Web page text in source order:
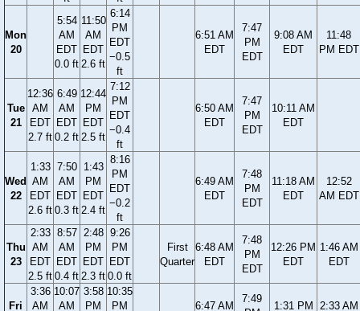
Mon
20
5:54
AM
EDT
0.0 ft
11:50
AM
EDT
2.6 ft
6:14
PM
EDT
−0.5
ft
6:51 AM
EDT
7:47
PM
EDT
9:08 AM
EDT
11:48
PM EDT
Tue
21
12:36
AM
EDT
2.7 ft
6:49
AM
EDT
0.2 ft
12:44
PM
EDT
2.5 ft
7:12
PM
EDT
−0.4
ft
6:50 AM
EDT
7:47
PM
EDT
10:11 AM
EDT
Wed
22
1:33
AM
EDT
2.6 ft
7:50
AM
EDT
0.3 ft
1:43
PM
EDT
2.4 ft
8:16
PM
EDT
−0.2
ft
6:49 AM
EDT
7:48
PM
EDT
11:18 AM
EDT
12:52
AM EDT
Thu
23
2:33
AM
EDT
2.5 ft
8:57
AM
EDT
0.4 ft
2:48
PM
EDT
2.3 ft
9:26
PM
EDT
0.0 ft
First
Quarter
6:48 AM
EDT
7:48
PM
EDT
12:26 PM
EDT
1:46 AM
EDT
Fri
3:36
AM
10:07
AM
3:58
PM
10:35
PM
6:47 AM
7:49
1:31 PM
2:33 AM